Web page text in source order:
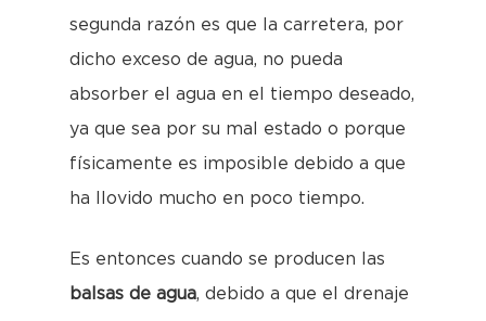
segunda razón es que la carretera, por
dicho exceso de agua, no pueda
absorber el agua en el tiempo deseado,
ya que sea por su mal estado o porque
físicamente es imposible debido a que
ha llovido mucho en poco tiempo.
Es entonces cuando se producen las
balsas de agua, debido a que el drenaje